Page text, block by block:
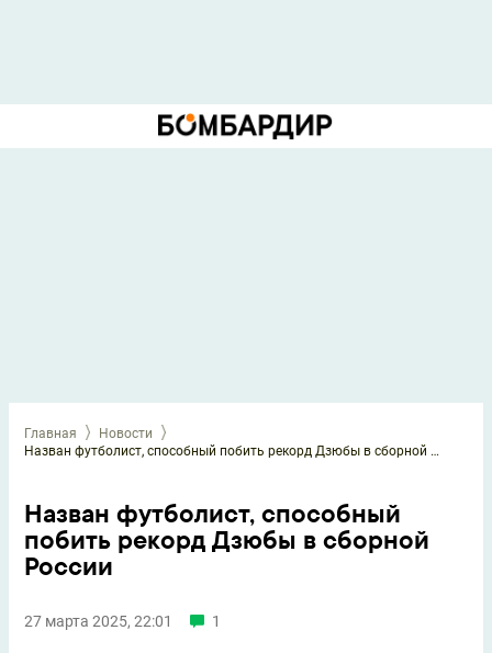
Главная
Новости
Назван футболист, способный побить рекорд Дзюбы в сборной России
Назван футболист, способный
побить рекорд Дзюбы в сборной
России
27 марта 2025, 22:01 1